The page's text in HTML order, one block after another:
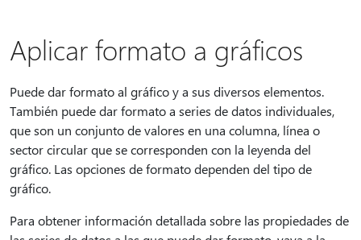
Aplicar formato a gráficos
Puede dar formato al gráfico y a sus diversos elementos.
También puede dar formato a series de datos individuales,
que son un conjunto de valores en una columna, línea o
sector circular que se corresponden con la leyenda del
gráfico. Las opciones de formato dependen del tipo de
gráfico.
Para obtener información detallada sobre las propiedades de